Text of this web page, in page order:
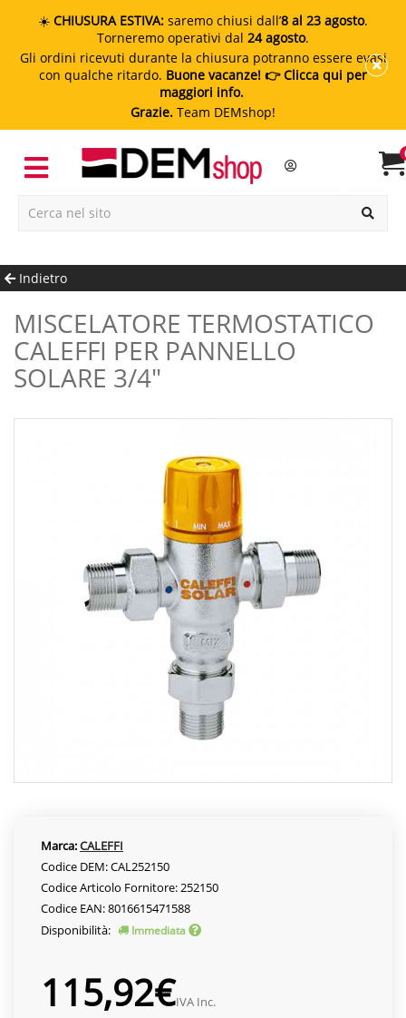
☀️ CHIUSURA ESTIVA: saremo chiusi dall’8 al 23 agosto.
Torneremo operativi dal 24 agosto.
Gli ordini ricevuti durante la chiusura potranno essere evasi
con qualche ritardo. Buone vacanze! 👉 Clicca qui per
maggiori info.
Grazie. Team DEMshop!
Indietro
MISCELATORE TERMOSTATICO
CALEFFI PER PANNELLO
SOLARE 3/4"
Marca:CALEFFI
Codice DEM: CAL252150
Codice Articolo Fornitore: 252150
Codice EAN: 8016615471588
Disponibilità:
Immediata
115,92€IVA Inc.